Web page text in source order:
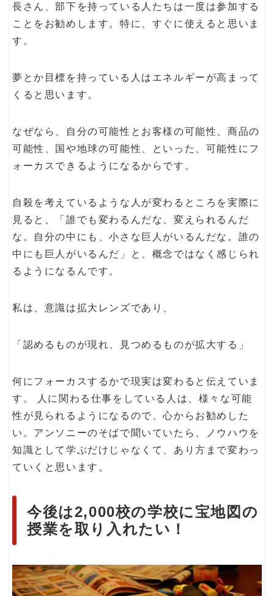
長さん、部下を持っている人たちは一度は参加する
ことをお勧めします。特に、すぐに使えると思いま
す。
夢とか目標を持っている人はエネルギーが高まって
くると思います。
なぜなら、自分の可能性とお客様の可能性、商品の
可能性、国や地球の可能性、といった、可能性にフ
ォーカスできるようになるからです。
自殺を考えているような人が変わるところを実際に
見ると、「誰でも変わるんだな、変えられるんだ
な。自分の中にも、小さな巨人がいるんだな。誰の
中にも巨人がいるんだ」と、概念ではなく感じられ
るようになるんです。
私は、意識は拡大レンズであり、
「認めるものが現れ、見つめるものが拡大する」
何にフォーカスするかで現実は変わると伝えていま
す。 人に関わる仕事をしている人は、様々な可能
性が見られるようになるので、心からお勧めした
い。アンソニーのそばで聞いていたら、ノウハウを
知識として学ぶだけじゃなくて、あり方まで変わっ
ていくと思います。
今後は2,000校の学校に宝地図の
授業を取り入れたい！